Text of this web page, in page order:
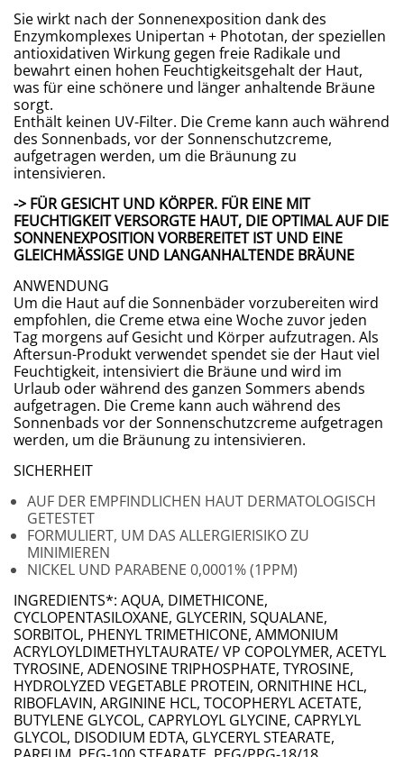
Sie wirkt nach der Sonnenexposition dank des
Enzymkomplexes Unipertan + Phototan, der speziellen
antioxidativen Wirkung gegen freie Radikale und
bewahrt einen hohen Feuchtigkeitsgehalt der Haut,
was für eine schönere und länger anhaltende Bräune
sorgt.
Enthält keinen UV-Filter. Die Creme kann auch während
des Sonnenbads, vor der Sonnenschutzcreme,
aufgetragen werden, um die Bräunung zu
intensivieren.
-> FÜR GESICHT UND KÖRPER. FÜR EINE MIT
FEUCHTIGKEIT VERSORGTE HAUT, DIE OPTIMAL AUF DIE
SONNENEXPOSITION VORBEREITET IST UND EINE
GLEICHMÄSSIGE UND LANGANHALTENDE BRÄUNE
ANWENDUNG
​Um die Haut auf die Sonnenbäder vorzubereiten wird
empfohlen, die Creme etwa eine Woche zuvor jeden
Tag morgens auf Gesicht und Körper aufzutragen. Als
Aftersun-Produkt verwendet spendet sie der Haut viel
Feuchtigkeit, intensiviert die Bräune und wird im
Urlaub oder während des ganzen Sommers abends
aufgetragen. Die Creme kann auch während des
Sonnenbads vor der Sonnenschutzcreme aufgetragen
werden, um die Bräunung zu intensivieren.
SICHERHEIT
AUF DER EMPFINDLICHEN HAUT DERMATOLOGISCH
GETESTET
FORMULIERT, UM DAS ALLERGIERISIKO ZU
MINIMIEREN
NICKEL UND PARABENE 0,0001% (1PPM)
​​INGREDIENTS*: AQUA, DIMETHICONE,
CYCLOPENTASILOXANE, GLYCERIN, SQUALANE,
SORBITOL, PHENYL TRIMETHICONE, AMMONIUM
ACRYLOYLDIMETHYLTAURATE/ VP COPOLYMER, ACETYL
TYROSINE, ADENOSINE TRIPHOSPHATE, TYROSINE,
HYDROLYZED VEGETABLE PROTEIN, ORNITHINE HCL,
RIBOFLAVIN, ARGININE HCL, TOCOPHERYL ACETATE,
BUTYLENE GLYCOL, CAPRYLOYL GLYCINE, CAPRYLYL
GLYCOL, DISODIUM EDTA, GLYCERYL STEARATE,